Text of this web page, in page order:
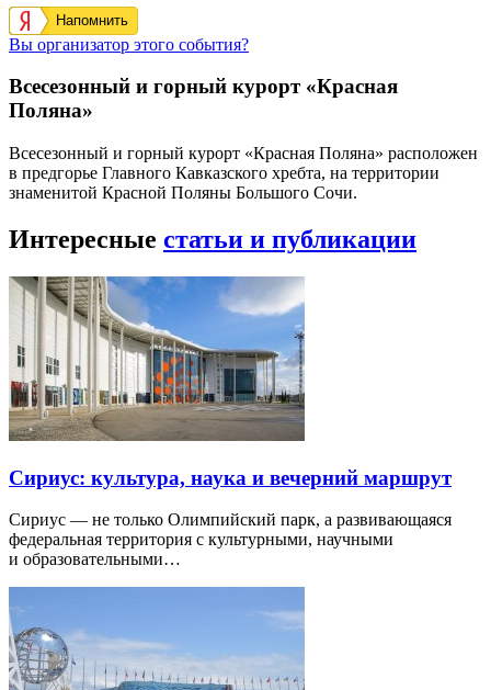
Напомнить
Вы организатор этого события?
Всесезонный и горный курорт «Красная
Поляна»
Всесезонный и горный курорт «Красная Поляна» расположен
в предгорье Главного Кавказского хребта, на территории
знаменитой Красной Поляны Большого Сочи.
Интересные статьи и публикации
Сириус: культура, наука и вечерний маршрут
Сириус — не только Олимпийский парк, а развивающаяся
федеральная территория с культурными, научными
и образовательными…